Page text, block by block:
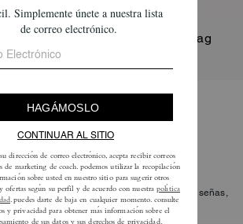
regenerativas, es decir, ayudan
a mantener y rejuvenecer la
tierra, aumentan la diversidad
nuestro compromiso continuo
de ayudar a reducir nuestro
impacto en el planeta.
Racer Small Belt Bag
sobre cómo verificamos nuestras reseñas,
lee másaquí.